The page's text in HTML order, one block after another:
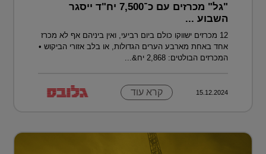
"גל" מכרזים עם כ־7,500 יח"ד ייסגר
השבוע ...
12 מכרזים ישווקו כולם ביום רביעי, ואין ביניהם אף לא מכרז
אחד באחת מארבע הערים הגדולות, או בלב אזורי הביקוש •
המכרזים הבולטים: 2,868 יח&...
15.12.2024 קרא עוד